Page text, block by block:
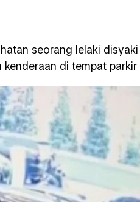
seorang lelaki
di tempat parkir